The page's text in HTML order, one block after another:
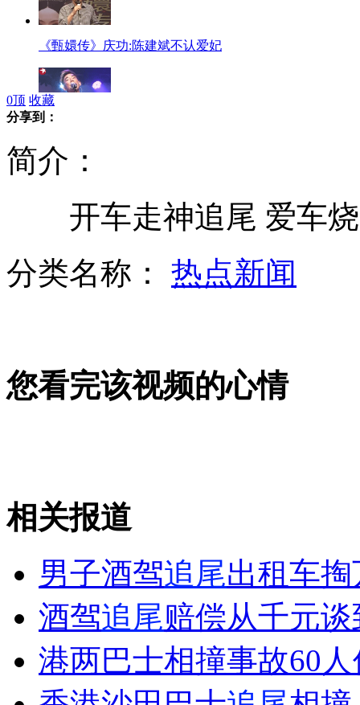
《甄嬛传》庆功:陈建斌不认爱妃
直击第二批足坛反腐案庭审
数百中外明星云集北京国际电影节
山西运城恶犬咬伤多人 警民合力深夜将其击毙
女孩北京地铁殴打老人 痛下狠手拳打脚踢
0顶 收藏
分享到：
简介：
开车走神追尾 爱车烧
分类名称： 热点新闻
您看完该视频的心情
相关报道
男子酒驾追尾出租车
酒驾追尾赔偿从千元
港两巴士相撞事故60